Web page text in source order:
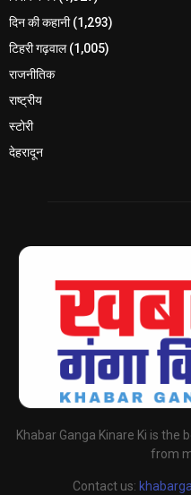
दिन की कहानी(1,293)
टिहरी गढ़वाल(1,005)
राजनीतिक
राष्ट्रीय
स्टोरी
देहरादून
Khabar Ganga Kinare Ki is the
from
Contact us: